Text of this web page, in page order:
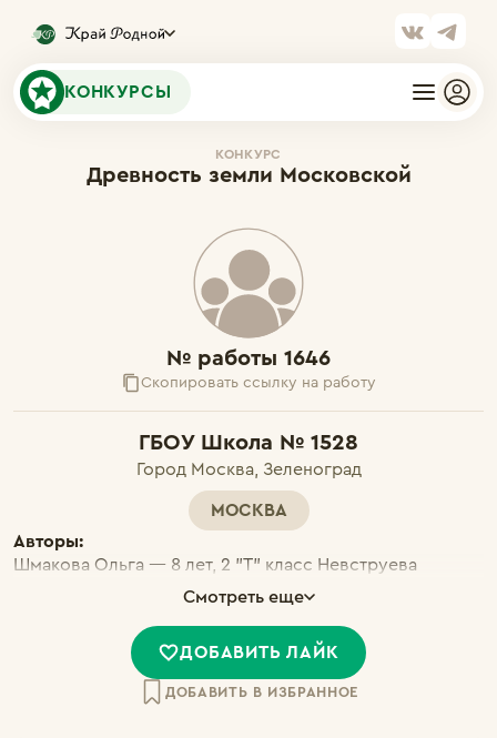
КОНКУРСЫ
КОНКУРС
Древность земли Московской
№ работы 1646
Скопировать ссылку на работу
ГБОУ Школа № 1528
Город Москва, Зеленоград
МОСКВА
Авторы:
Шмакова Ольга — 8 лет, 2 "Т" класс Невструева
Виктория — 8 лет, 2 "Т" класс Хисяметдинова Амина —
Смотреть еще
ДОБАВИТЬ ЛАЙК
ДОБАВИТЬ В ИЗБРАННОЕ